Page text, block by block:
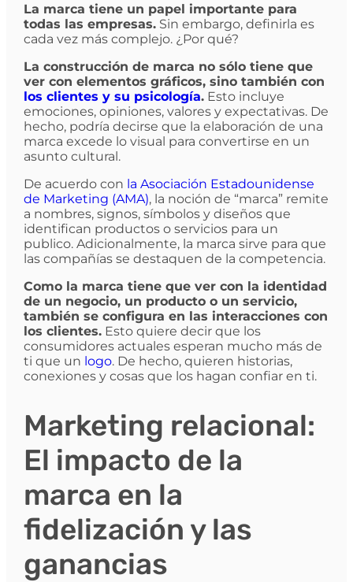
La marca tiene un papel importante para
todas las empresas.Sin embargo, definirla es
cada vez más complejo. ¿Por qué?
La construcción de marca no sólo tiene que
ver con elementos gráficos, sino también con
los clientes y su psicología.Esto incluye
emociones, opiniones, valores y expectativas. De
hecho, podría decirse que la elaboración de una
marca excede lo visual para convertirse en un
asunto cultural.
De acuerdo con la Asociación Estadounidense
de Marketing (AMA), la noción de “marca” remite
a nombres, signos, símbolos y diseños que
identifican productos o servicios para un
publico. Adicionalmente, la marca sirve para que
las compañías se destaquen de la competencia.
Como la marca tiene que ver con la identidad
de un negocio, un producto o un servicio,
también se configura en las interacciones con
los clientes.Esto quiere decir que los
consumidores actuales esperan mucho más de
ti que un logo. De hecho, quieren historias,
conexiones y cosas que los hagan confiar en ti.
Marketing relacional:
El impacto de la
marca en la
fidelización y las
ganancias